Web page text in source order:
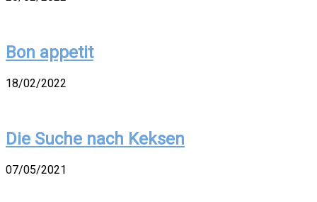
Bon appetit
18/02/2022
Die Suche nach Keksen
07/05/2021